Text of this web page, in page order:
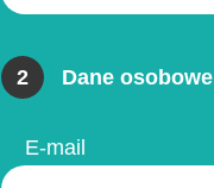
2 Dane
E-mail